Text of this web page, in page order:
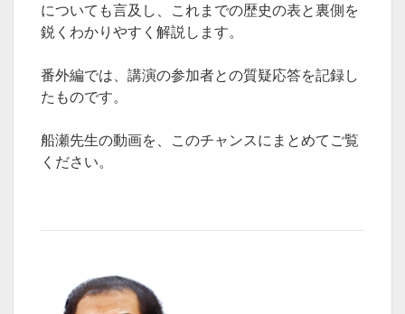
についても言及し、これまでの歴史の表と裏側を
鋭くわかりやすく解説します。
番外編では、講演の参加者との質疑応答を記録し
たものです。
船瀬先生の動画を、このチャンスにまとめてご覧
ください。